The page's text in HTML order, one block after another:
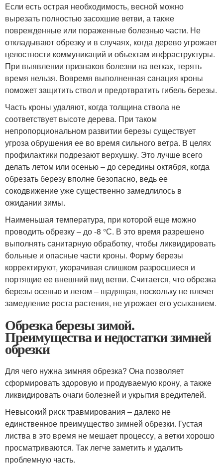
Если есть острая необходимость, весной можно
вырезать полностью засохшие ветви, а также
поврежденные или пораженные болезнью части. Не
откладывают обрезку и в случаях, когда дерево угрожает
целостности коммуникаций и объектам инфраструктуры.
При выявлении признаков болезни на ветках, терять
время нельзя. Вовремя выполненная санация кроны
поможет защитить ствол и предотвратить гибель березы.
Часть кроны удаляют, когда толщина ствола не
соответствует высоте дерева. При таком
непропорциональном развитии березы существует
угроза обрушения ее во время сильного ветра. В целях
профилактики подрезают верхушку. Это лучше всего
делать летом или осенью – до середины октября, когда
обрезать березу вполне безопасно, ведь ее
сокодвижение уже существенно замедлилось в
ожидании зимы.
Наименьшая температура, при которой еще можно
проводить обрезку – до -8 °С. В это время разрешено
выполнять санитарную обработку, чтобы ликвидировать
больные и опасные части кроны. Форму березы
корректируют, укорачивая слишком разросшиеся и
портящие ее внешний вид ветви. Считается, что обрезка
березы осенью и летом – щадящая, поскольку не влечет
замедление роста растения, не угрожает его усыханием.
Обрезка березы зимой.
Преимущества и недостатки зимней
обрезки
Для чего нужна зимняя обрезка? Она позволяет
сформировать здоровую и продуваемую крону, а также
ликвидировать очаги болезней и укрытия вредителей.
Невысокий риск травмирования – далеко не
единственное преимущество зимней обрезки. Густая
листва в это время не мешает процессу, а ветки хорошо
просматриваются. Так легче заметить и удалить
проблемную часть.